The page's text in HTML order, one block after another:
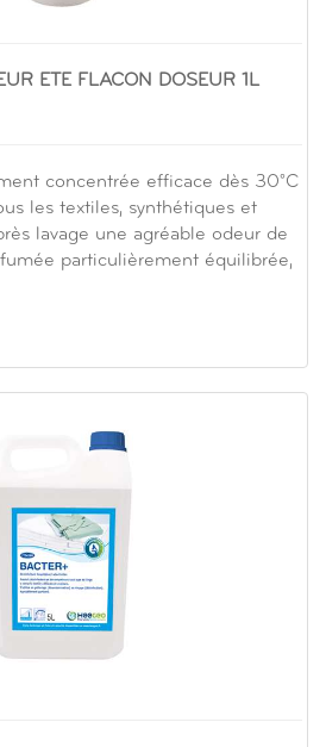
ETE FLACON DOSEUR 1L
concentrée efficace dès 30°C
les textiles, synthétiques et
lavage une agréable odeur de
particulièrement équilibrée,